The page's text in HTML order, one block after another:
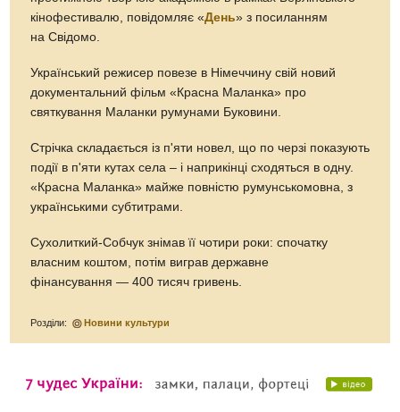
кінофестивалю, повідомляє «День» з посиланням
на Свідомо.
Український режисер повезе в Німеччину свій новий
документальний фільм «Красна Маланка» про
святкування Маланки румунами Буковини.
Стрічка складається із п'яти новел, що по черзі показують
події в п'яти кутах села – і наприкінці сходяться в одну.
«Красна Маланка» майже повністю румунськомовна, з
українськими субтитрами.
Сухолиткий-Собчук знімав її чотири роки: спочатку
власним коштом, потім виграв державне
фінансування — 400 тисяч гривень.
Розділи: Новини культури